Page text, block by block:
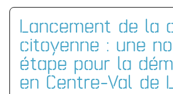
Lancement de la
citoyenne : une
étape pour la
en Centre-Val de